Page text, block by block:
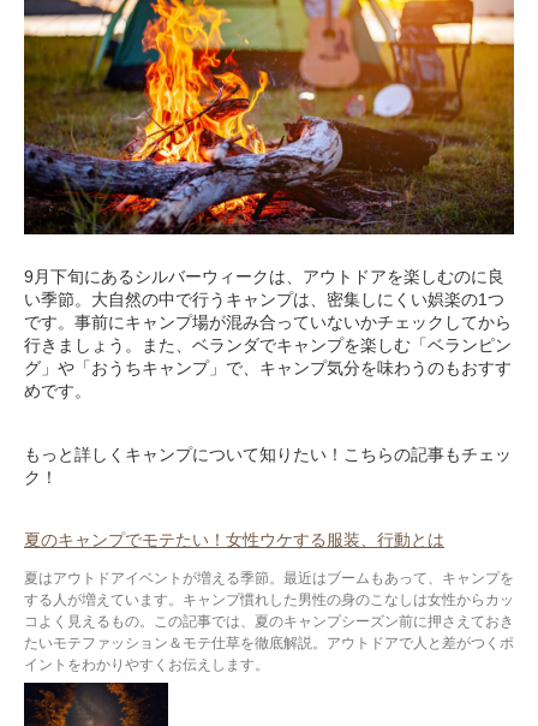
9月下旬にあるシルバーウィークは、アウトドアを楽しむのに良
い季節。大自然の中で行うキャンプは、密集しにくい娯楽の1つ
です。事前にキャンプ場が混み合っていないかチェックしてから
行きましょう。また、ベランダでキャンプを楽しむ「ベランピン
グ」や「おうちキャンプ」で、キャンプ気分を味わうのもおすす
めです。
もっと詳しくキャンプについて知りたい！こちらの記事もチェッ
ク！
夏のキャンプでモテたい！女性ウケする服装、行動とは
夏はアウトドアイベントが増える季節。最近はブームもあって、キャンプを
する人が増えています。キャンプ慣れした男性の身のこなしは女性からカッ
コよく見えるもの。この記事では、夏のキャンプシーズン前に押さえておき
たいモテファッション＆モテ仕草を徹底解説。アウトドアで人と差がつくポ
イントをわかりやすくお伝えします。